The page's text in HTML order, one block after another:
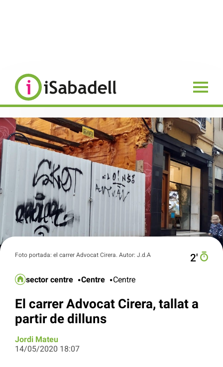
Foto portada: el carrer Advocat Cirera. Autor: J.d.A 2′
sector centre Centre Centre
El carrer Advocat Cirera, tallat a
partir de dilluns
Jordi Mateu
14/05/2020 18:07